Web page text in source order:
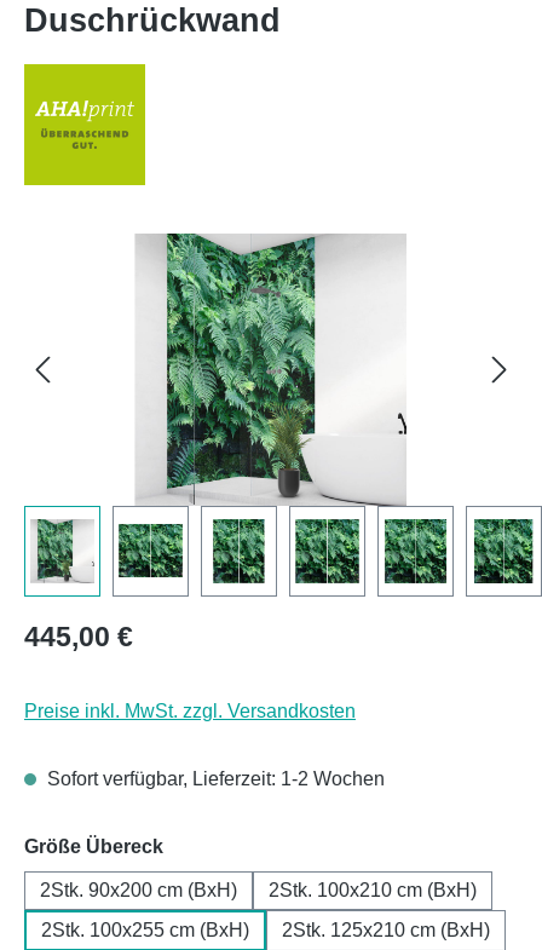
Duschrückwand
Regulärer Preis:
445,00 €
Preise inkl. MwSt. zzgl. Versandkosten
Sofort verfügbar, Lieferzeit: 1-2 Wochen
Größe Übereckauswählen
2Stk. 90x200 cm (BxH)
2Stk. 100x210 cm (BxH)
2Stk. 100x255 cm (BxH)
2Stk. 125x210 cm (BxH)